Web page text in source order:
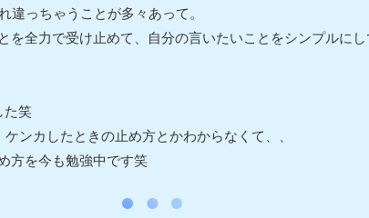
違っちゃうことが多々あって。
を全力で受け止めて、自分の言いたいことをシンプルに
た笑
ンカしたときの止め方とかわからなくて、、
方を今も勉強中です笑